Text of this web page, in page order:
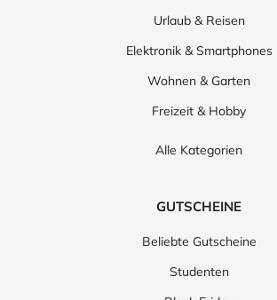
Urlaub & Reisen
Elektronik & Smartphones
Wohnen & Garten
Freizeit & Hobby
Alle Kategorien
GUTSCHEINE
Beliebte Gutscheine
Studenten